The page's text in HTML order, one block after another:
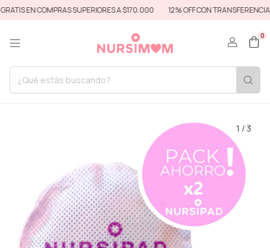
EN COMPRAS SUPERIORES A $170.000 12% OFF CON TRANSFERENCIA
0
1 / 3